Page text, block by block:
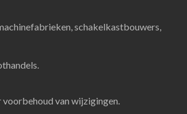
schakelkastbouwers,
voorbehoud van wijzigingen.